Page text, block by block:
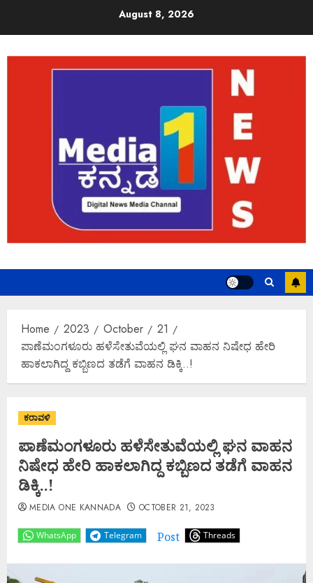
August 8, 2026
Home 2023 October
21
ಪಾಣೆಮಂಗಳೂರು ಹಳೆಸೇತುವೆಯಲ್ಲಿ ಘನ ವಾಹನ ನಿಷೇಧ ಹೇರಿ
ಹಾಕಲಾಗಿದ್ದ ಕಬ್ಬಿಣದ ತಡೆಗೆ ವಾಹನ ಡಿಕ್ಕಿ..!
ಕರಾವಳಿ
ಪಾಣೆಮಂಗಳೂರು ಹಳೆಸೇತುವೆಯಲ್ಲಿ ಘನ ವಾಹನ
ನಿಷೇಧ ಹೇರಿ ಹಾಕಲಾಗಿದ್ದ ಕಬ್ಬಿಣದ ತಡೆಗೆ ವಾಹನ
ಡಿಕ್ಕಿ..!
WhatsApp Telegram Post Threads
MEDIA ONE KANNADA OCTOBER 21, 2023